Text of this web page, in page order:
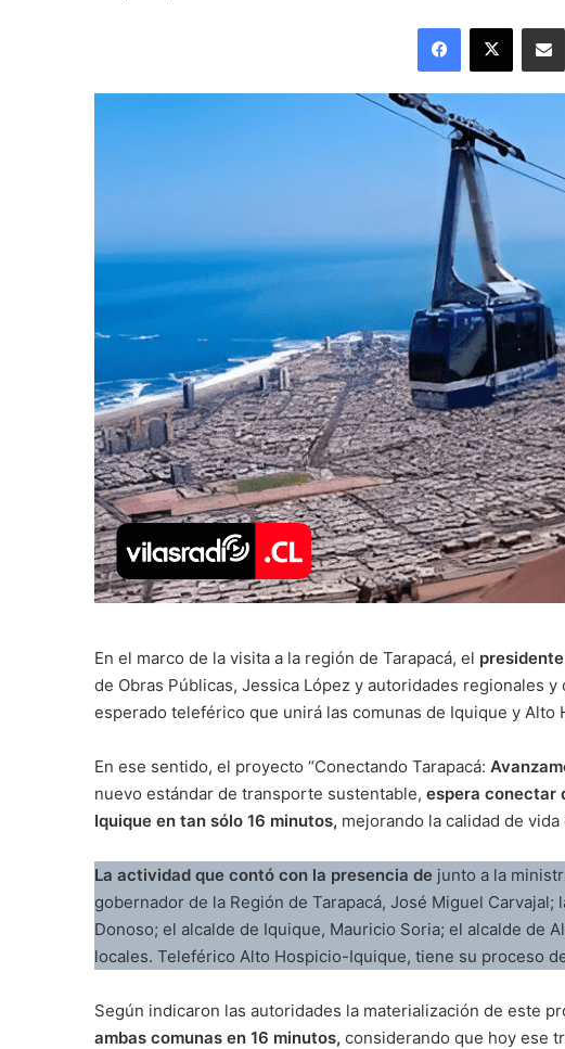
Facebook
X
En el marco de la visita a la región de Tarapacá, el
de Obras Públicas, Jessica López y autoridades regionales
esperado teleférico que unirá las comunas de Iquique y Alto
En ese sentido, el proyecto “Conectando Tarapacá:
nuevo estándar de transporte sustentable, espera conectar
Iquique en tan sólo 16 minutos, mejorando la calidad de
La actividad que contó con la presencia de junto a la
gobernador de la Región de Tarapacá, José Miguel
Donoso; el alcalde de Iquique, Mauricio Soria; el alcalde de
locales. Teleférico Alto Hospicio-Iquique, tiene su proceso
Según indicaron las autoridades la materialización de este
ambas comunas en 16 minutos, considerando que hoy ese